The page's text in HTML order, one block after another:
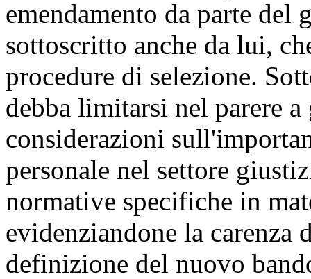
emendamento da parte del
sottoscritto anche da lui,
procedure di selezione.
debba limitarsi nel parere a
considerazioni
personale nel settore
normative specifiche in
evidenziandone la carenza
definizione del nuovo